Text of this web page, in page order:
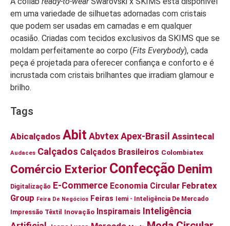
em uma variedade de silhuetas adornadas com cristais
que podem ser usadas em camadas e em qualquer
ocasião. Criadas com tecidos exclusivos da SKIMS que se
moldam perfeitamente ao corpo (Fits Everybody), cada
peça é projetada para oferecer confiança e conforto e é
incrustada com cristais brilhantes que irradiam glamour e
brilho.
Tags
Abicalçados Abit AbvtexApex-Brasil Assintecal
Audaces Calçados Calçados Brasileiros Colombiatex
Comércio Exterior Confecção Denim
Digitalização E-Commerce Economia Circular Febratex
Group Feira De Negócios Feiras Iemi - Inteligência De Mercado
Impressão Têxtil Inovação Inspiramais
Inteligência